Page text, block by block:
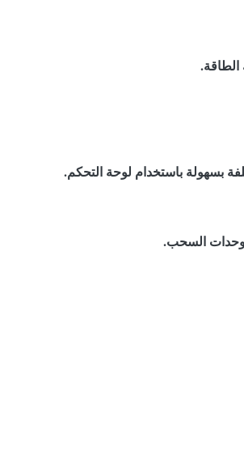
بسهولة باستخدام لوحة التحكم.
وحدات السحب.